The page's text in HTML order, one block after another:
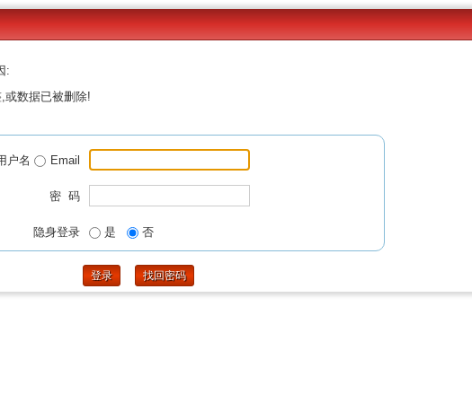
:
或数据已被删除!
户名
Email
密 码
隐身登录 是 否